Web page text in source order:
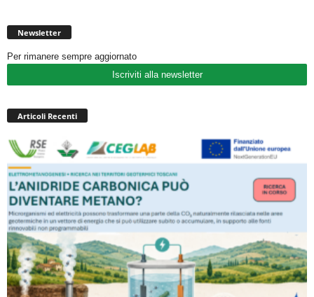
Newsletter
Per rimanere sempre aggiornato
Iscriviti alla newsletter
Articoli Recenti